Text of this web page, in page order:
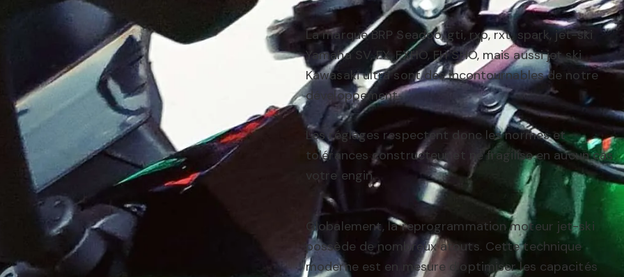
La marque BRP Seadoo, gti, rxp, rxt, spark, jet-ski
Yamaha SV, FX, FXHO, FH SHO, mais aussi jet ski
Kawasaki ultra sont des incontournables de notre
développement.
Les réglages respectent donc les normes et
tolérances constructeur et ne fragilise en aucun cas
votre engin.
Globalement, la reprogrammation moteur jet-ski
possède de nombreux atouts. Cette technique
moderne est en mesure d’optimiser les capacités